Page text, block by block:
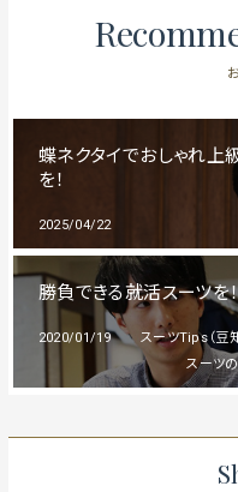
蝶ネクタイでおしゃれ上
を！
2025/04/22
勝負できる就活スーツを
2020/01/19
スーツTips（豆
スーツ